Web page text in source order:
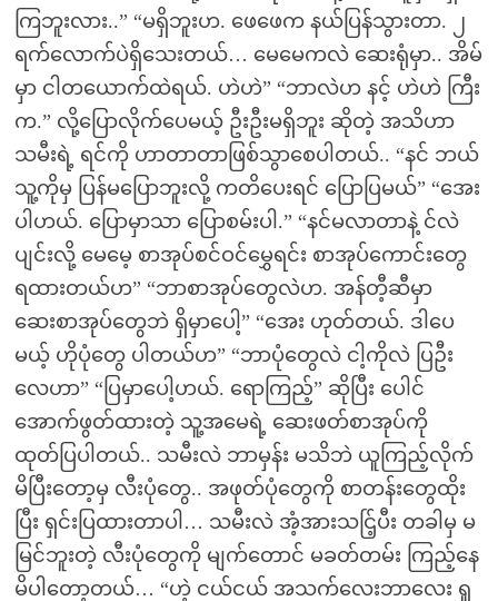
ကြဘူးလား..” “မရှိဘူးဟ. ဖေဖေက နယ်ပြန်သွားတာ. ၂
ရက်လောက်ပဲရှိသေးတယ်… မေမေကလဲ ဆေးရုံမှာ.. အိမ်
မှာ ငါတယောက်ထဲရယ်. ဟဲဟဲ” “ဘာလဲဟ နင့် ဟဲဟဲ ကြီး
က.” လို့ပြောလိုက်ပေမယ့် ဦးဦးမရှိဘူး ဆိုတဲ့ အသိဟာ
သမီးရဲ့ ရင်ကို ဟာတာတာဖြစ်သွာစေပါတယ်.. “နင် ဘယ်
သူ့ကိုမှ ပြန်မပြောဘူးလို့ ကတိပေးရင် ပြောပြမယ်” “အေး
ပါဟယ်. ပြောမှာသာ ပြောစမ်းပါ.” “နင်မလာတာနဲ့ င်လဲ
ပျင်းလို့ မေမေ့ စာအုပ်စင်ဝင်မွှေရင်း စာအုပ်ကောင်းတွေ
ရထားတယ်ဟ” “ဘာစာအုပ်တွေလဲဟ. အန်တီ့ဆီမှာ
ဆေးစာအုပ်တွေဘဲ ရှိမှာပေါ့” “အေး ဟုတ်တယ်. ဒါပေ
မယ့် ဟိုပုံတွေ ပါတယ်ဟ” “ဘာပုံတွေလဲ ငါ့ကိုလဲ ပြဦး
လေဟာ” “ပြမှာပေါ့ဟယ်. ရောကြည့်” ဆိုပြီး ပေါင်
အောက်ဖွတ်ထားတဲ့ သူ့အမေရဲ့ ဆေးဖတ်စာအုပ်ကို
ထုတ်ပြပါတယ်.. သမီးလဲ ဘာမှန်း မသိဘဲ ယူကြည့်လိုက်
မိပြီးတော့မှ လီးပုံတွေ.. အဖုတ်ပုံတွေကို စာတန်းတွေထိုး
ပြီး ရှင်းပြထားတာပါ… သမီးလဲ အံ့အားသင်ြ့ပီး တခါမှ မ
မြင်ဘူးတဲ့ လီးပုံတွေကို မျက်တောင် မခတ်တမ်း ကြည့်နေ
မိပါတော့တယ်… “ဟဲ့ ငယ်ငယ် အသက်လေးဘာလေး ရူ